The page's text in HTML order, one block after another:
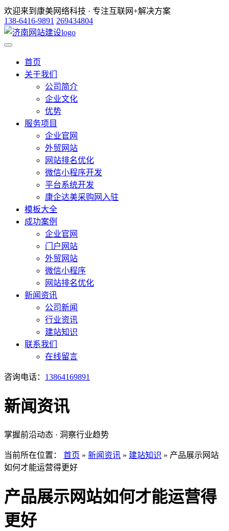
欢迎来到康美网络科技 · 专注互联网+解决方案
138-6416-9891 269434804
首页
关于我们
公司简介
企业文化
优势
服务项目
企业官网
外贸网站
网站排名优化
微信小程序开发
平台系统开发
康企达美采购网入驻
模板大全
成功案例
企业官网
门户网站
外贸网站
微信小程序
网站排名优化
新闻资讯
公司新闻
行业资讯
建站知识
联系我们
在线留言
咨询电话： 13864169891
新闻资讯
掌握前沿动态 · 洞察行业趋势
当前所在位置： 首页 » 新闻资讯 » 建站知识 » 产品展示网站
如何才能运营得更好
产品展示网站如何才能运营得
更好